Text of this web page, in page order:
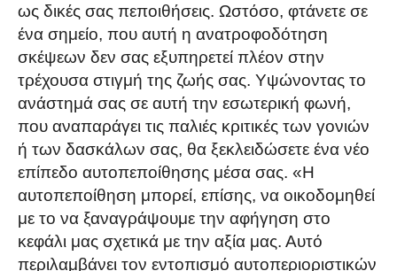
ως δικές σας πεποιθήσεις. Ωστόσο, φτάνετε σε
ένα σημείο, που αυτή η ανατροφοδότηση
σκέψεων δεν σας εξυπηρετεί πλέον στην
τρέχουσα στιγμή της ζωής σας. Υψώνοντας το
ανάστημά σας σε αυτή την εσωτερική φωνή,
που αναπαράγει τις παλιές κριτικές των γονιών
ή των δασκάλων σας, θα ξεκλειδώσετε ένα νέο
επίπεδο αυτοπεποίθησης μέσα σας. «Η
αυτοπεποίθηση μπορεί, επίσης, να οικοδομηθεί
με το να ξαναγράψουμε την αφήγηση στο
κεφάλι μας σχετικά με την αξία μας. Αυτό
περιλαμβάνει τον εντοπισμό αυτοπεριοριστικών